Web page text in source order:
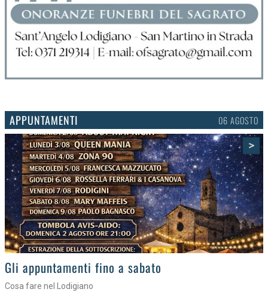
APPUNTAMENTI 03 AGOSTO
>
Gli eventi della settimana
Tra torte, cinema e musica live